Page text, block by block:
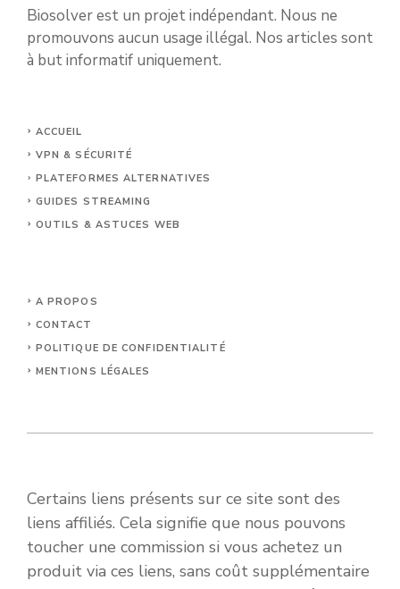
Biosolver est un projet indépendant. Nous ne
promouvons aucun usage illégal. Nos articles sont
à but informatif uniquement.
ACCUEIL
VPN & SÉCURITÉ
PLATEFORMES ALTERNATIVES
GUIDES STREAMING
OUTILS & ASTUCES WEB
A PROPOS
CONTACT
POLITIQUE DE CONFIDENTIALITÉ
MENTIONS LÉGALES
Certains liens présents sur ce site sont des
liens affiliés. Cela signifie que nous pouvons
toucher une commission si vous achetez un
produit via ces liens, sans coût supplémentaire